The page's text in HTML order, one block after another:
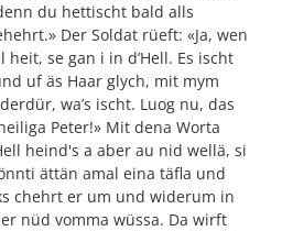
du hettischt bald alls
Der Soldat rüeft: «Ja, wen
se gan i in d’Hell. Es ischt
uf äs Haar glych, mit mym
wa’s ischt. Luog nu, das
Peter!» Mit dena Worta
heind's a aber au nid wellä, si
ättän amal eina täfla und
chehrt er um und widerum in
nüd vomma wüssa. Da wirft